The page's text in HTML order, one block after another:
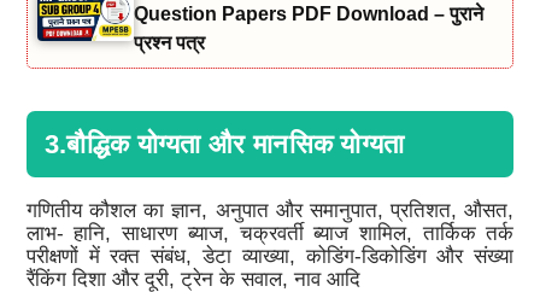
Question Papers PDF Download – पुराने
प्रश्न पत्र
3.बौद्धिक योग्यता और मानसिक योग्यता
गणितीय कौशल का ज्ञान, अनुपात और समानुपात, प्रतिशत, औसत,
लाभ- हानि, साधारण ब्याज, चक्रवर्ती ब्याज शामिल, तार्किक तर्क
परीक्षणों में रक्त संबंध, डेटा व्याख्या, कोडिंग-डिकोडिंग और संख्या
रैंकिंग दिशा और दूरी, ट्रेन के सवाल, नाव आदि